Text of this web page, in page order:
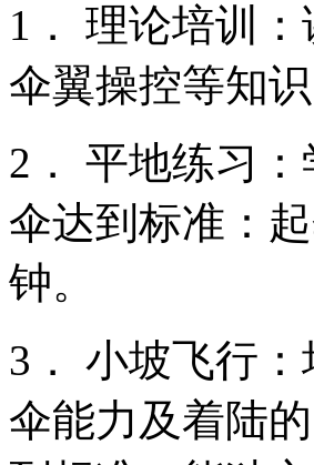
1． 理论培训
伞翼操控等知
2． 平地练习
伞达到标准：
钟。
3． 小坡飞行
伞能力及着陆